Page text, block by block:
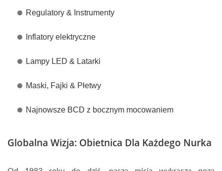
Regulatory & Instrumenty
Inflatory elektryczne
Lampy LED & Latarki
Maski, Fajki & Płetwy
Najnowsze BCD z bocznym mocowaniem
Globalna Wizja: Obietnica Dla Każdego Nurka